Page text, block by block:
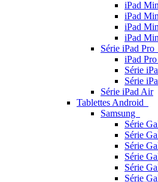
iPad
iPad
iPad
iPad
Série iPad Pro
iPad
Série
Série
Série iPad Air
Tablettes Android
Samsung
Série
Série
Série
Série
Série
Série